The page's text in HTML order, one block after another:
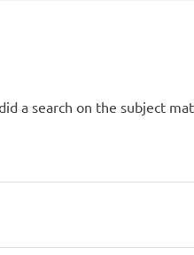
a search on the subject